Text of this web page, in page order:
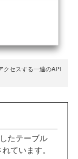
クセスする一連のAPI
たテーブル
ています。